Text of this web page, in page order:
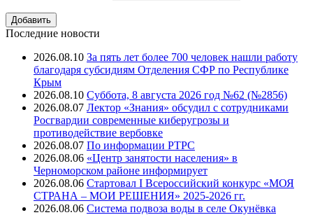
Последние новости
2026.08.10 За пять лет более 700 человек нашли работу
благодаря субсидиям Отделения СФР по Республике
Крым
2026.08.10 Суббота, 8 августа 2026 год №62 (№2856)
2026.08.07 Лектор «Знания» обсудил с сотрудниками
Росгвардии современные киберугрозы и
противодействие вербовке
2026.08.07 ⁠По информации РТРС
2026.08.06 «Центр занятости населения» в
Черноморском районе информирует
2026.08.06 Стартовал I Всероссийский конкурс «МОЯ
СТРАНА – МОИ РЕШЕНИЯ» 2025-2026 гг.
2026.08.06 Система подвоза воды в селе Окунёвка